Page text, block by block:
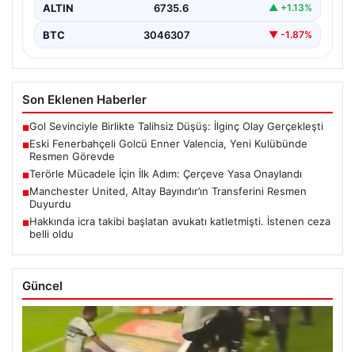
ALTIN 6735.6 ▲ +1.13%
BTC 3046307 ▼ -1.87%
Son Eklenen Haberler
■Gol Sevinciyle Birlikte Talihsiz Düşüş: İlginç Olay Gerçekleşti
■Eski Fenerbahçeli Golcü Enner Valencia, Yeni Kulübünde
Resmen Görevde
■Terörle Mücadele İçin İlk Adım: Çerçeve Yasa Onaylandı
■Manchester United, Altay Bayındır’ın Transferini Resmen
Duyurdu
■Hakkında icra takibi başlatan avukatı katletmişti. İstenen ceza
belli oldu
Güncel